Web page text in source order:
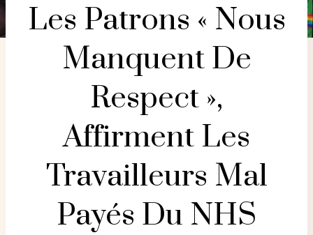
Les Patrons « Nous
Manquent De
Respect »,
Affirment Les
Travailleurs Mal
Payés Du NHS